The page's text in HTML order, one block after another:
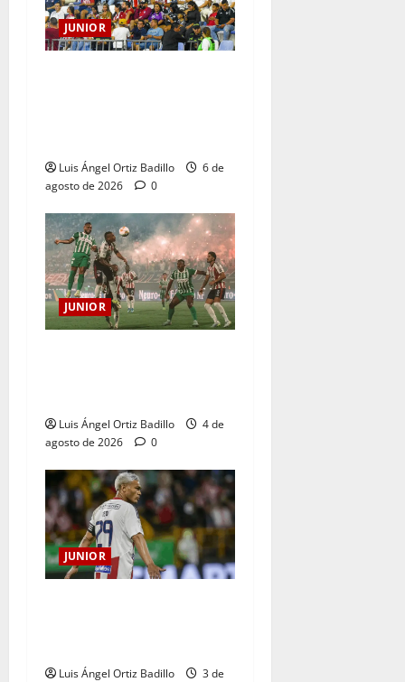
JUNIOR
Luis Ángel Ortiz Badillo
6 de
agosto de 2026
0
JUNIOR
Luis Ángel Ortiz Badillo
4 de
agosto de 2026
0
JUNIOR
Luis Ángel Ortiz Badillo
3 de